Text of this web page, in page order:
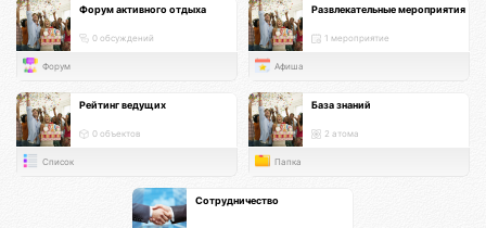
Форум активного отдыха
0 обсуждений
Форум
Развлекательные мероприятия
1 мероприятие
Афиша
Рейтинг ведущих
0 объектов
Список
База знаний
2 атома
Папка
Сотрудничество